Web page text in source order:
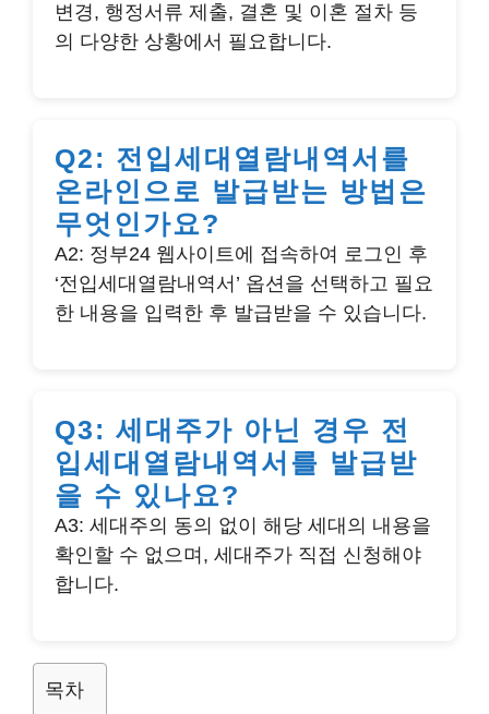
변경, 행정서류 제출, 결혼 및 이혼 절차 등
의 다양한 상황에서 필요합니다.
Q2: 전입세대열람내역서를
온라인으로 발급받는 방법은
무엇인가요?
A2: 정부24 웹사이트에 접속하여 로그인 후
‘전입세대열람내역서’ 옵션을 선택하고 필요
한 내용을 입력한 후 발급받을 수 있습니다.
Q3: 세대주가 아닌 경우 전
입세대열람내역서를 발급받
을 수 있나요?
A3: 세대주의 동의 없이 해당 세대의 내용을
확인할 수 없으며, 세대주가 직접 신청해야
합니다.
목차